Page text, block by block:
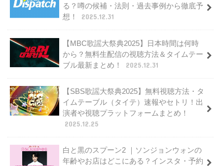
る？噂の候補・法則・過去事例から徹底予
想！
2025.12.31
【MBC歌謡大祭典2025】日本時間は何時
から？無料生配信の視聴方法＆タイムテー
ブル最新まとめ！
2025.12.31
【SBS歌謡大祭典2025】無料視聴方法・タ
イムテーブル（タイテ）速報やセトリ！出
演者や視聴プラットフォームまとめ！
2025.12.25
白と黒のスプーン2 ｜ソンジョンウォンの
年齢やお店はどこにある？インスタ・予約